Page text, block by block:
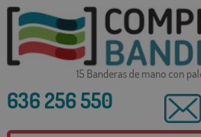
15 Banderas de mano con
636 256 550